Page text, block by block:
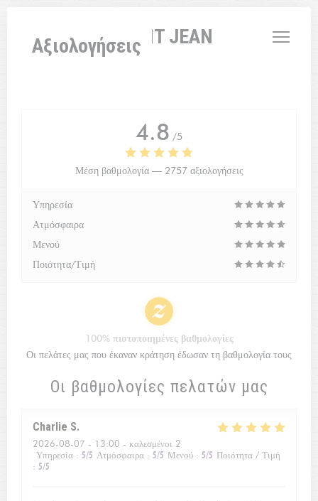
L'AUBERGE SAINT JEAN
Αξιολογήσεις
Οι βαθμολογίες πελατών μας
Charlie S
2026-08-07 - 13:00 - καλεσμένοι 2
Υπηρεσία : 5/5 Ατμόσφαιρα : 5/5 Μενού : 5/5 Ποιότητα / Τιμή
: 5/5
4.8 /5
Μέση βαθμολογία — 2757 αξιολογήσεις
Υπηρεσία
Ατμόσφαιρα
Μενού
Ποιότητα/Τιμή
100% πιστοποιημένες βαθμολογίες
Οι πελάτες μας που έκαναν κράτηση έδωσαν τη βαθμολογία τους